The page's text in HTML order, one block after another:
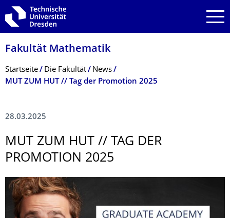
Zur Hauptnavigation springen
Zur Suche springen
Zum Inhalt springen
Fakultät Mathematik
Breadcrumb-Menü
Startseite Die Fakultät
News
MUT ZUM HUT // Tag der Promotion 2025
28.03.2025
MUT ZUM HUT // TAG DER
PROMOTION 2025